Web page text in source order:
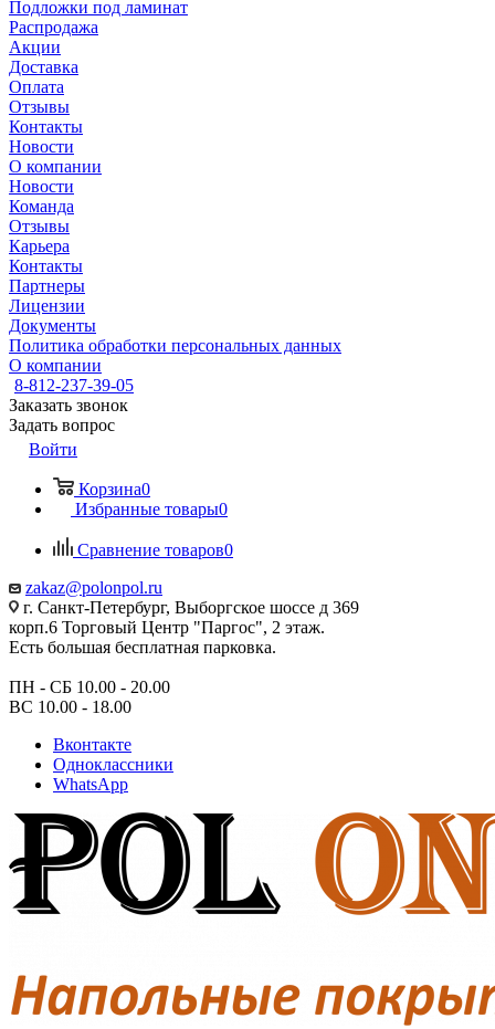
Подложки под ламинат
Распродажа
Акции
Доставка
Оплата
Отзывы
Контакты
Новости
О компании
Новости
Команда
Отзывы
Карьера
Контакты
Партнеры
Лицензии
Документы
Политика обработки персональных данных
О компании
8-812-237-39-05
Заказать звонок
Задать вопрос
Войти
Корзина0
Избранные товары0
Сравнение товаров0
zakaz@polonpol.ru
г. Санкт-Петербург, Выборгское шоссе д 369
корп.6 Торговый Центр "Паргос", 2 этаж.
Есть большая бесплатная парковка.
ПН - СБ 10.00 - 20.00
ВС 10.00 - 18.00
Вконтакте
Одноклассники
WhatsApp